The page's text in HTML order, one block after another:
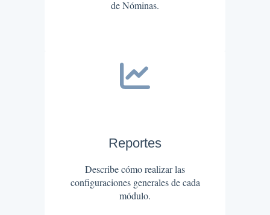
de Nóminas.
Reportes
Describe cómo realizar las
configuraciones generales de cada
módulo.